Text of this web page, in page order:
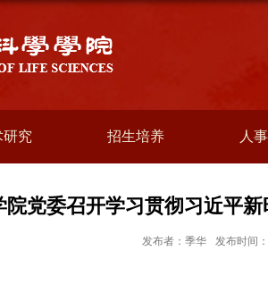
研究 招生培养 人
院党委召开学习贯彻习近平
发布者：季华 发布时间